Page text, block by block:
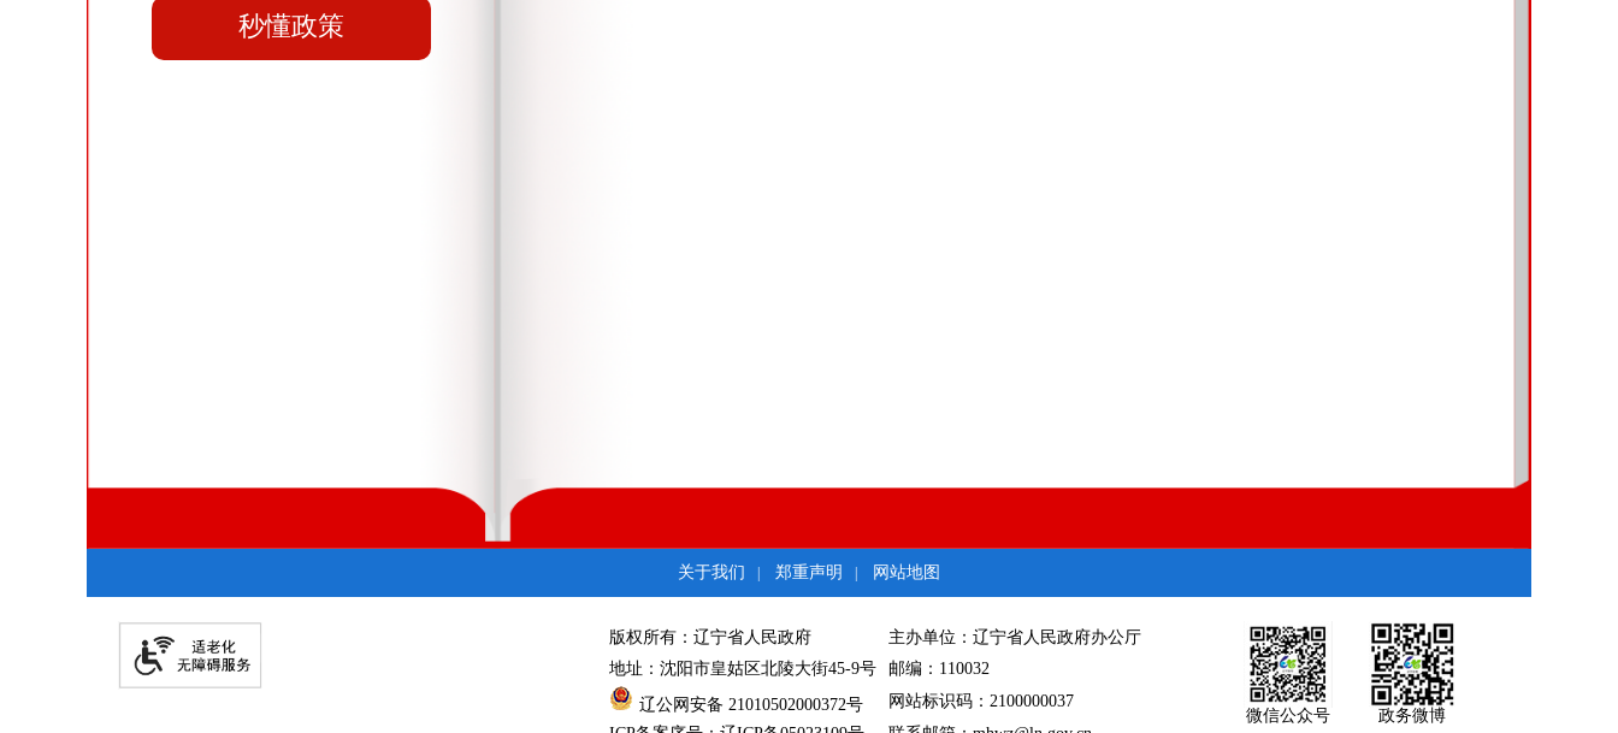
秒懂政策
关于我们 郑重声明 网站地图
版权所有：辽宁省人民政府
主办单位：辽宁省人民政府办公厅
地址：沈阳市皇姑区北陵大街45-9号
邮编：110032
辽公网安备 21010502000372号
网站标识码：2100000037
微信公众号 政务微博